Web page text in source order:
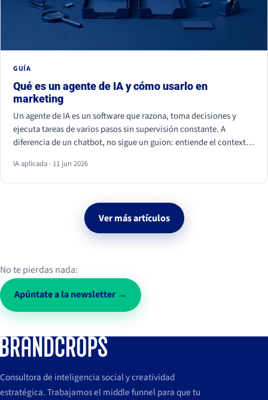
GUÍA
Qué es un agente de IA y cómo usarlo en
marketing
Un agente de IA es un software que razona, toma decisiones y
ejecuta tareas de varios pasos sin supervisión constante. A
diferencia de un chatbot, no sigue un guion: entiende el contexto
analizar datos, calificar leads y monitorizar la conversación social.
IA aplicada · 11 jun 2026
Ver más artículos
No te pierdas nada:
Apúntate a la newsletter →
Consultora de inteligencia social y creatividad
estratégica. Trabajamos el middle funnel para que tu